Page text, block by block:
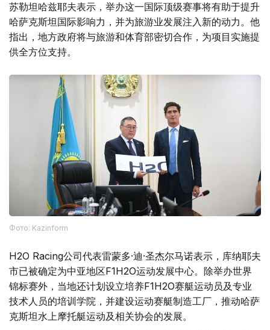
苏勒坦哈兹耶夫表示，举办这一国际顶级赛事将有助于提升
哈萨克斯坦国际影响力，并为旅游业发展注入新的动力。他
指出，地方政府将与旅游和体育部密切合作，为项目实施提
供全方位支持。
Фото: Kazinform
H2O Racing公司代表雷蒙多·迪·圣杰尔马诺表示，库纳耶夫
市已被确定为中亚地区F1H2O运动发展中心。除举办世界
锦标赛外，当地还计划设立培养F1H2O赛艇运动员及专业
技术人员的培训学院，并建设运动赛艇制造工厂，推动哈萨
克斯坦水上摩托艇运动及相关协会的发展。